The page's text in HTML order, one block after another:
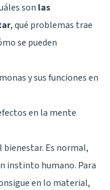
son las
, qué problemas trae
se pueden
y sus funciones en
en la mente
bienestar. Es normal,
instinto humano. Para
en lo material,